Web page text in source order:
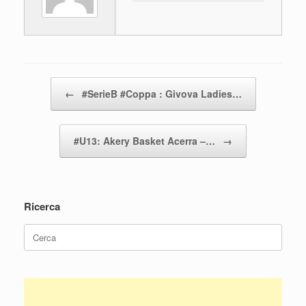
o
k
← #SerieB #Coppa : Givova Ladies…
#U13: Akery Basket Acerra –… →
Ricerca
Ricerca
per: